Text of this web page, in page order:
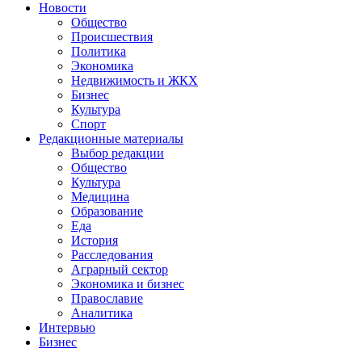
Новости
Общество
Происшествия
Политика
Экономика
Недвижимость и ЖКХ
Бизнес
Культура
Спорт
Редакционные материалы
Выбор редакции
Общество
Культура
Медицина
Образование
Еда
История
Расследования
Аграрный сектор
Экономика и бизнес
Православие
Аналитика
Интервью
Бизнес